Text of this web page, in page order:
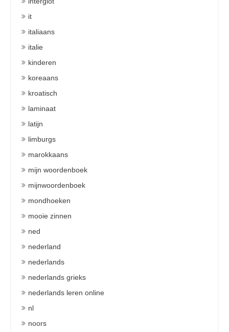
it
italiaans
italie
kinderen
koreaans
kroatisch
laminaat
latijn
limburgs
marokkaans
mijn woordenboek
mijnwoordenboek
mondhoeken
mooie zinnen
ned
nederland
nederlands
nederlands grieks
nederlands leren online
nl
noors